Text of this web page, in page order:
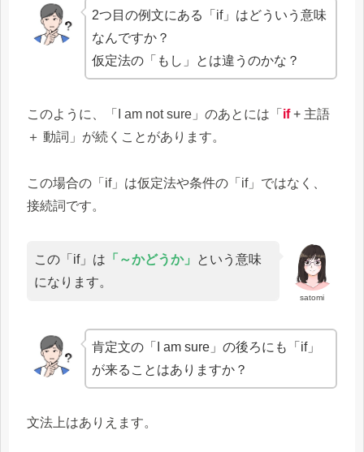
2つ目の例文にある「if」はどういう意味
なんですか？
仮定法の「もし」とは違うのかな？
このように、「I am not sure」のあとには「 if+ 主語
＋ 動詞」が続くことがあります。
この場合の「if」は仮定法や条件の「if」ではなく、
接続詞です。
satomi
この「if」は 「～かどうか」
という意味
になります。
肯定文の「I am sure」の後ろにも「if」
が来ることはありますか？
文法上はありえます。